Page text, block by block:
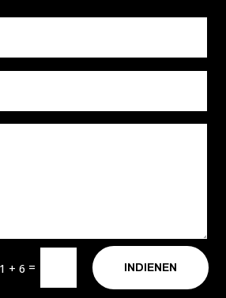
+ 6 = INDIENEN